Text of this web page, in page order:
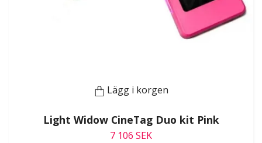
Lägg i korgen
Light Widow CineTag Duo kit Pink
7 106 SEK